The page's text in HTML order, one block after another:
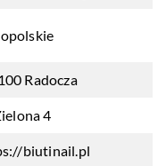
Radocza
4
biutinail.pl